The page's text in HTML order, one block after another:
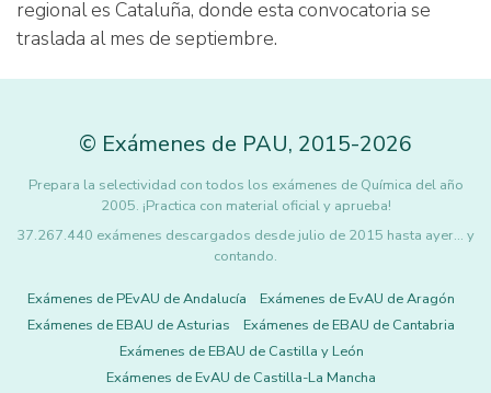
regional es Cataluña, donde esta convocatoria se
traslada al mes de septiembre.
© Exámenes de PAU, 2015-2026
Prepara la selectividad con todos los exámenes de Química del año
2005. ¡Practica con material oficial y aprueba!
37.267.440 exámenes descargados desde julio de 2015 hasta ayer... y
contando.
Exámenes de PEvAU de Andalucía
Exámenes de EvAU de Aragón
Exámenes de EBAU de Asturias
Exámenes de EBAU de Cantabria
Exámenes de EBAU de Castilla y León
Exámenes de EvAU de Castilla-La Mancha